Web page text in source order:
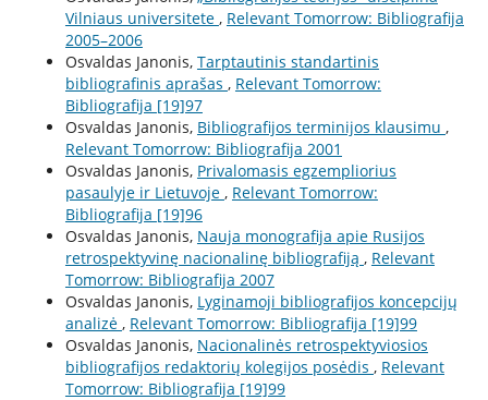
Vilniaus universitete , Relevant Tomorrow: Bibliografija
2005–2006
Osvaldas Janonis, Tarptautinis standartinis
bibliografinis aprašas , Relevant Tomorrow:
Bibliografija [19]97
Osvaldas Janonis, Bibliografijos terminijos klausimu ,
Relevant Tomorrow: Bibliografija 2001
Osvaldas Janonis, Privalomasis egzempliorius
pasaulyje ir Lietuvoje , Relevant Tomorrow:
Bibliografija [19]96
Osvaldas Janonis, Nauja monografija apie Rusijos
retrospektyvinę nacionalinę bibliografiją , Relevant
Tomorrow: Bibliografija 2007
Osvaldas Janonis, Lyginamoji bibliografijos koncepcijų
analizė , Relevant Tomorrow: Bibliografija [19]99
Osvaldas Janonis, Nacionalinės retrospektyviosios
bibliografijos redaktorių kolegijos posėdis , Relevant
Tomorrow: Bibliografija [19]99